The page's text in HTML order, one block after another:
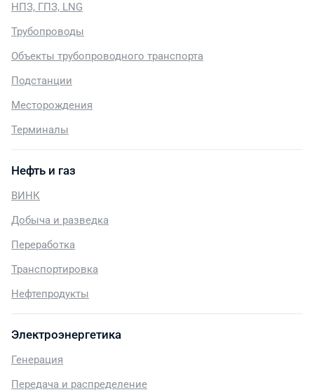
НПЗ, ГПЗ, LNG
Трубопроводы
Объекты трубопроводного транспорта
Подстанции
Месторождения
Терминалы
Нефть и газ
ВИНК
Добыча и разведка
Переработка
Транспортировка
Нефтепродукты
Электроэнергетика
Генерация
Передача и распределение